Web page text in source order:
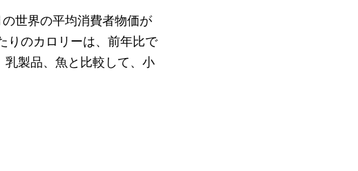
世界の平均消費者物価が
りのカロリーは、前年比で
製品、魚と比較して、小